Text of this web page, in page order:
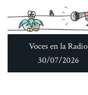
Voces en la Radio
30/07/2026